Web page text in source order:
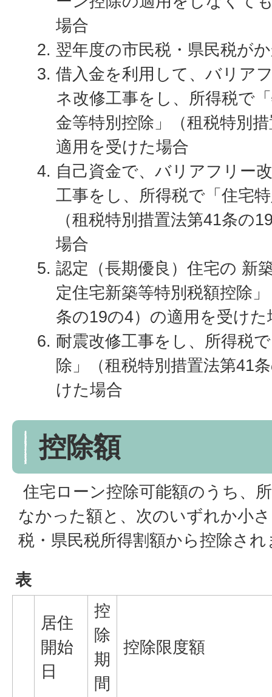
場合
翌年度の市民税・県民税が
借入金を利用して、バリア
ネ改修工事をし、所得税で
金等特別控除」（租税特別
適用を受けた場合
自己資金で、バリアフリー
工事をし、所得税で「住宅
（租税特別措置法第41条の
場合
認定（長期優良）住宅の 新
定住宅新築等特別税額控除
条の19の4）の適用を受けた
耐震改修工事をし、所得税
除」（租税特別措置法第41
けた場合
控除額
住宅ローン控除可能額のうち、
なかった額と、次のいずれか小
税・県民税所得割額から控除され
表
居住
開始
日
控
除
期
間
控除限度額